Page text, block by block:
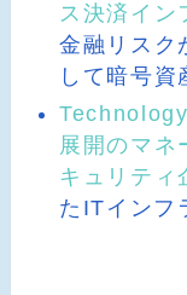
ス決済イン
金融リスク
して暗号資
展開のマネ
キュリティ
たITインフ